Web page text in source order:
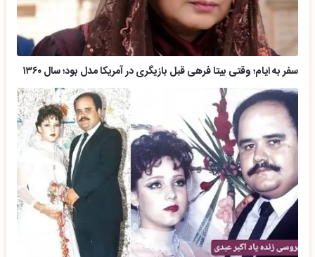
سفر به ایام؛ وقتی بیتا فرهی قبل بازیگری در آمریکا مدل بود؛ سال ۱۳۶۰